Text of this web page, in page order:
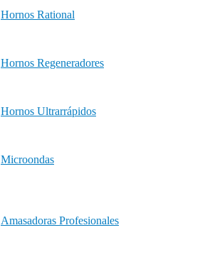
Hornos Rational
Hornos Regeneradores
Hornos Ultrarrápidos
Microondas
Amasadoras Profesionales